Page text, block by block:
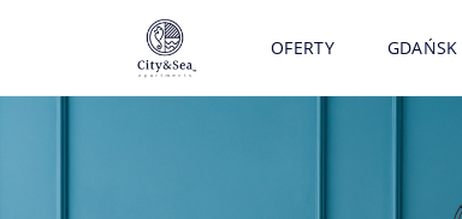
OFERTY GDAŃSK